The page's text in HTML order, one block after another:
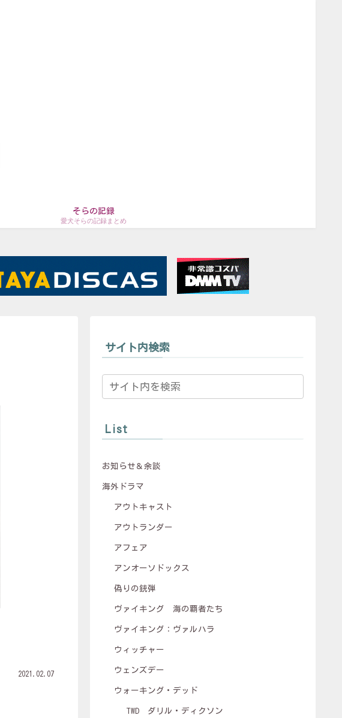
そらの記録
愛犬そらの記録まとめ
2021.02.07
サイト内検索
List
お知らせ＆余談
海外ドラマ
アウトキャスト
アウトランダー
アフェア
アンオーソドックス
偽りの銃弾
ヴァイキング 海の覇者たち
ヴァイキング：ヴァルハラ
ウィッチャー
ウェンズデー
ウォーキング・デッド
TWD ダリル・ディクソン